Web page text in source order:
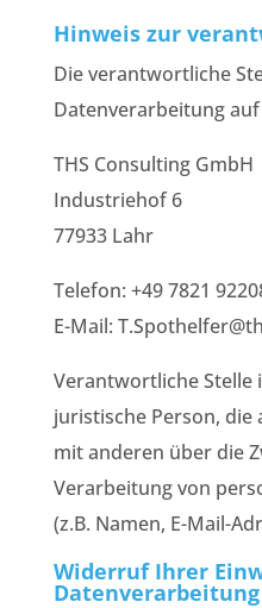
Hinweis zur
Die verantwortliche
Datenverarbeitung
THS Consulting GmbH
Industriehof 6
77933 Lahr
Telefon: +49 7821
E-Mail:
Verantwortliche
juristische Person, die
mit anderen über die
Verarbeitung von
(z.B. Namen, E-Mail-
Widerruf Ihrer
Datenverarbeitung